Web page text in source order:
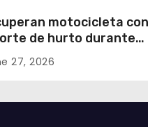
motocicleta con
de hurto durante
de seguridad en
Uribe
27, 2026